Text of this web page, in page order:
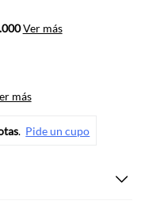
Ver más
más